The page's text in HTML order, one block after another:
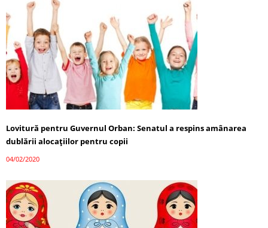
Lovitură pentru Guvernul Orban: Senatul a respins amânarea
dublării alocațiilor pentru copii
04/02/2020